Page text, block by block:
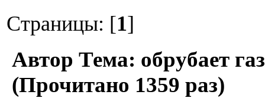
Страницы: [1]
Автор Тема: обрубает
(Прочитано 1359 раз)